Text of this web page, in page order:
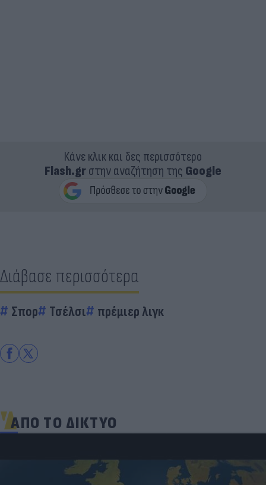
Κάνε κλικ και δες περισσότερο
Flash.grστην αναζήτηση της Google
Διάβασε περισσότερα
Σπορ Τσέλσι πρέμιερ λιγκ
ΑΠΟ ΤΟ ΔΙΚΤΥΟ